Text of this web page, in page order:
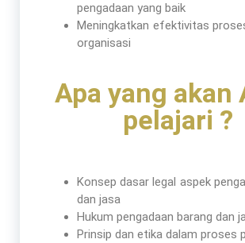
pengadaan yang baik
Meningkatkan efektivitas
organisasi
Apa yang akan
pelajari ?
Konsep dasar legal aspek
dan jasa
Hukum pengadaan barang dan
Prinsip dan etika dalam proses